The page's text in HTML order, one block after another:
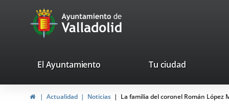
Portal
Web
Ayuntamiento
de
valladolid.es
El Ayuntamiento Tu ciudad
HomeActualidad Noticias La familia del coronel Román